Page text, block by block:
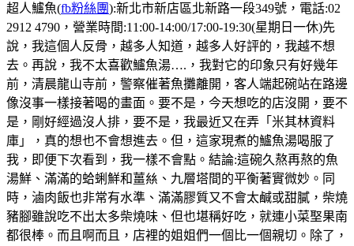
超人鱸魚(fb粉絲團):新北市新店區北新路一段349號，電話:02
2912 4790，營業時間:11:00-14:00/17:00-19:30(星期日一休)先
說，我這個人反骨，越多人知道，越多人好評的，我越不想
去。再說，我不太喜歡鱸魚湯….，我對它的印象只有好幾年
前，清晨龍山寺前，警察催著魚攤離開，客人端起碗站在路邊
像沒事一樣接著喝的畫面。要不是，今天想吃的店沒開，要不
是，剛好經過沒人排，要不是，我最近又在弄「米其林資料
庫」，真的想也不會想進去。但，這家現煮的鱸魚湯喝服了
我，即便下次看到，我一樣不會點。結論:這碗久熬再熬的魚
湯鮮、滿滿的蛤蜊鮮和薑𢇃、九層塔間的平衡著實微妙。同
時，滷肉飯也非常有水準、滿滿膠質又不會太鹹或甜膩，柴燒
豬腳雖說吃不出太多柴燒味、但也堪稱好吃，就連小菜埾果南
都很棒。而且啊而且，店裡的姐姐們一個比一個親切。除了，